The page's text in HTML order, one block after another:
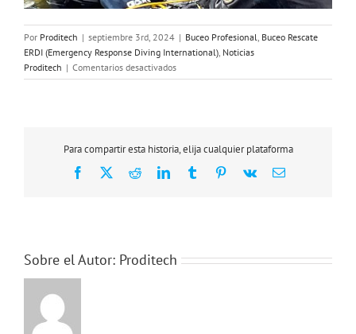
Por Proditech | septiembre 3rd, 2024 | Buceo Profesional Buceo Rescate
ERDI (Emergency Response Diving International) Noticias
Proditech | Comentarios desactivadosen
Policía
Rescate
Para compartir esta historia, elija cualquier plataforma
Facebook
X RedditLinkedInTumblrPinterest
Vk
Correo
Sobre el Autor: Proditech